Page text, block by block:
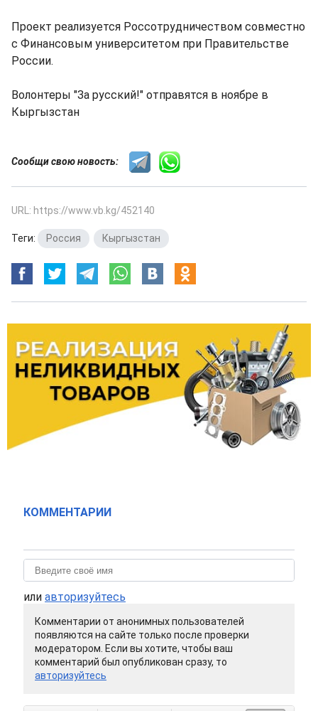
Проект реализуется Россотрудничеством совместно
с Финансовым университетом при Правительстве
России.
Волонтеры "За русский!" отправятся в ноябре в
Кыргызстан
Сообщи свою новость:
URL: https://www.vb.kg/452140
Теги: Россия Кыргызстан
КОММЕНТАРИИ
или авторизуйтесь
Комментарии от анонимных пользователей
появляются на сайте только после проверки
модератором. Если вы хотите, чтобы ваш
комментарий был опубликован сразу, то
авторизуйтесь